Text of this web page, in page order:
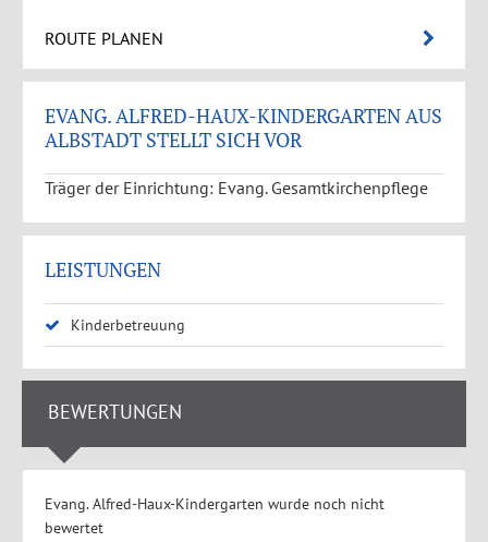
ROUTE PLANEN
EVANG. ALFRED-HAUX-KINDERGARTEN AUS
ALBSTADT STELLT SICH VOR
Träger der Einrichtung: Evang. Gesamtkirchenpflege
LEISTUNGEN
Kinderbetreuung
BEWERTUNGEN
Evang. Alfred-Haux-Kindergarten wurde noch nicht
bewertet